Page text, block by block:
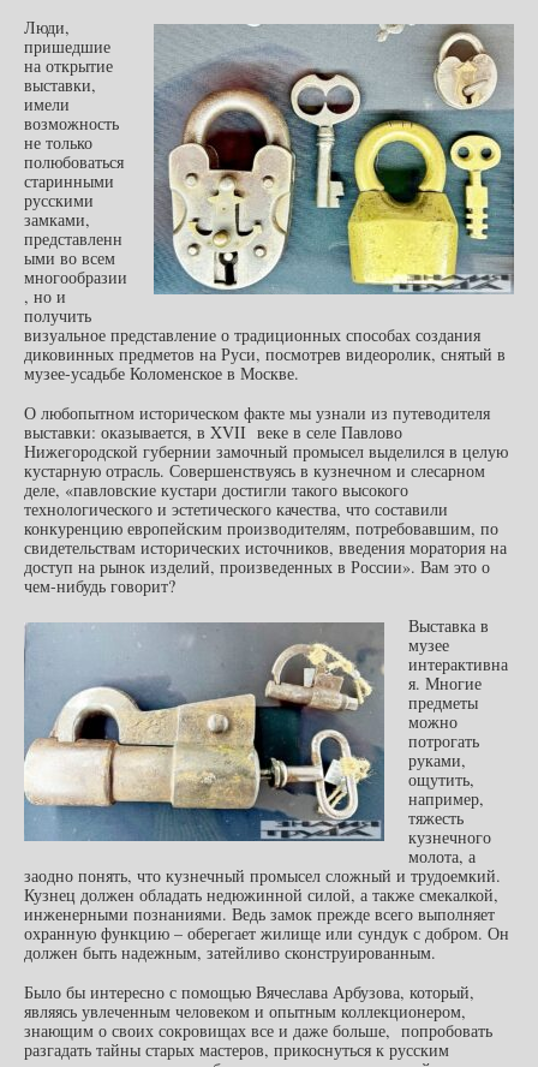
Люди,
пришедшие
на открытие
выставки,
имели
возможность
не только
полюбоваться
старинными
русскими
замками,
представленн
ыми во всем
многообразии
, но и
получить
визуальное представление о традиционных способах создания
диковинных предметов на Руси, посмотрев видеоролик, снятый в
музее-усадьбе Коломенское в Москве.
О любопытном историческом факте мы узнали из путеводителя
выставки: оказывается, в XVII веке в селе Павлово
Нижегородской губернии замочный промысел выделился в целую
кустарную отрасль. Совершенствуясь в кузнечном и слесарном
деле, «павловские кустари достигли такого высокого
технологического и эстетического качества, что составили
конкуренцию европейским производителям, потребовавшим, по
свидетельствам исторических источников, введения моратория на
доступ на рынок изделий, произведенных в России». Вам это о
чем-нибудь говорит?
Выставка в
музее
интерактивна
я. Многие
предметы
можно
потрогать
руками,
ощутить,
например,
тяжесть
кузнечного
молота, а
заодно понять, что кузнечный промысел сложный и трудоемкий.
Кузнец должен обладать недюжинной силой, а также смекалкой,
инженерными познаниями. Ведь замок прежде всего выполняет
охранную функцию – оберегает жилище или сундук с добром. Он
должен быть надежным, затейливо сконструированным.
Было бы интересно с помощью Вячеслава Арбузова, который,
являясь увлеченным человеком и опытным коллекционером,
знающим о своих сокровищах все и даже больше, попробовать
разгадать тайны старых мастеров, прикоснуться к русским